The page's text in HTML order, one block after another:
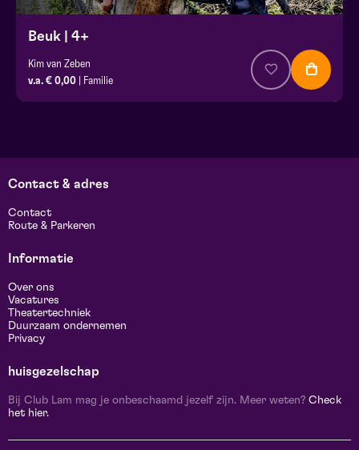
Beuk | 4+
Kim van Zeben
v.a. € 0,00 | Familie
Contact & adres
Contact
Route & Parkeren
Informatie
Over ons
Vacatures
Theatertechniek
Duurzaam ondernemen
Privacy
huisgezelschap
Bij Club Lam mag je onbeschaamd jezelf zijn. Meer weten? Check
het hier.